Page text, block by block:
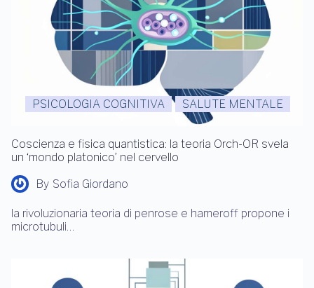
PSICOLOGIA COGNITIVA SALUTE MENTALE
Coscienza e fisica quantistica: la teoria Orch-OR svela
un ‘mondo platonico’ nel cervello
By Sofia Giordano
la rivoluzionaria teoria di penrose e hameroff propone i
microtubuli…